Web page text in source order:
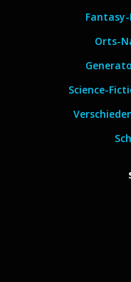
Orts-
Science-